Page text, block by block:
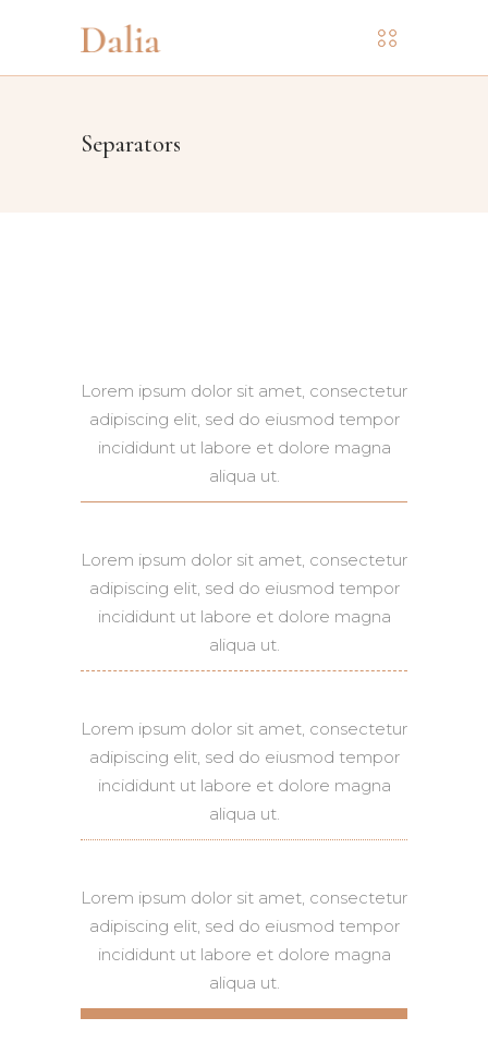
Separators
Lorem ipsum dolor sit amet, consectetur
adipiscing elit, sed do eiusmod tempor
incididunt ut labore et dolore magna
aliqua ut.
Lorem ipsum dolor sit amet, consectetur
adipiscing elit, sed do eiusmod tempor
incididunt ut labore et dolore magna
aliqua ut.
Lorem ipsum dolor sit amet, consectetur
adipiscing elit, sed do eiusmod tempor
incididunt ut labore et dolore magna
aliqua ut.
Lorem ipsum dolor sit amet, consectetur
adipiscing elit, sed do eiusmod tempor
incididunt ut labore et dolore magna
aliqua ut.